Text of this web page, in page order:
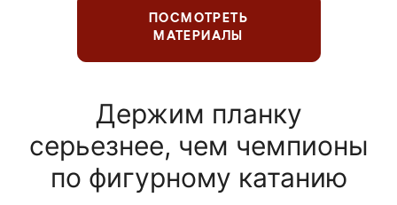
ПОСМОТРЕТЬ
МАТЕРИАЛЫ
Держим планку
серьезнее, чем чемпионы
по фигурному катанию